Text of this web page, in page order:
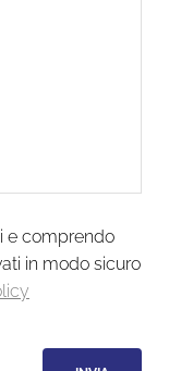
e comprendo
in modo sicuro